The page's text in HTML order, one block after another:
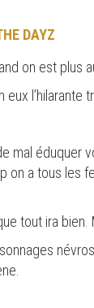
DAYZ
on est plus
l’hilarante
mal éduquer
on a tous les
tout ira